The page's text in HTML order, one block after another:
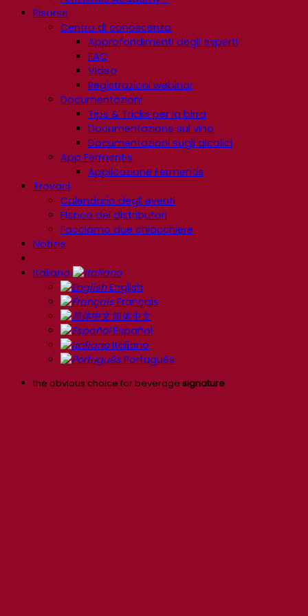
Risorse
Centro di conoscenza
Approfondimenti degli esperti
FAQ
Video
Registrazioni webinar
Documentazioni
Tips & Tricks per la birra
Documentazione sul vino
Documentazioni sugli alcolici
App Fermentis
Applicazione Fermentis
Trovaci
Calendario degli eventi
Elenco dei distributori
Facciamo due chiacchiere
Notizie
Italiano
English
Français
简体中文
Español
Italiano
Português
the obvious choice for beverage signature